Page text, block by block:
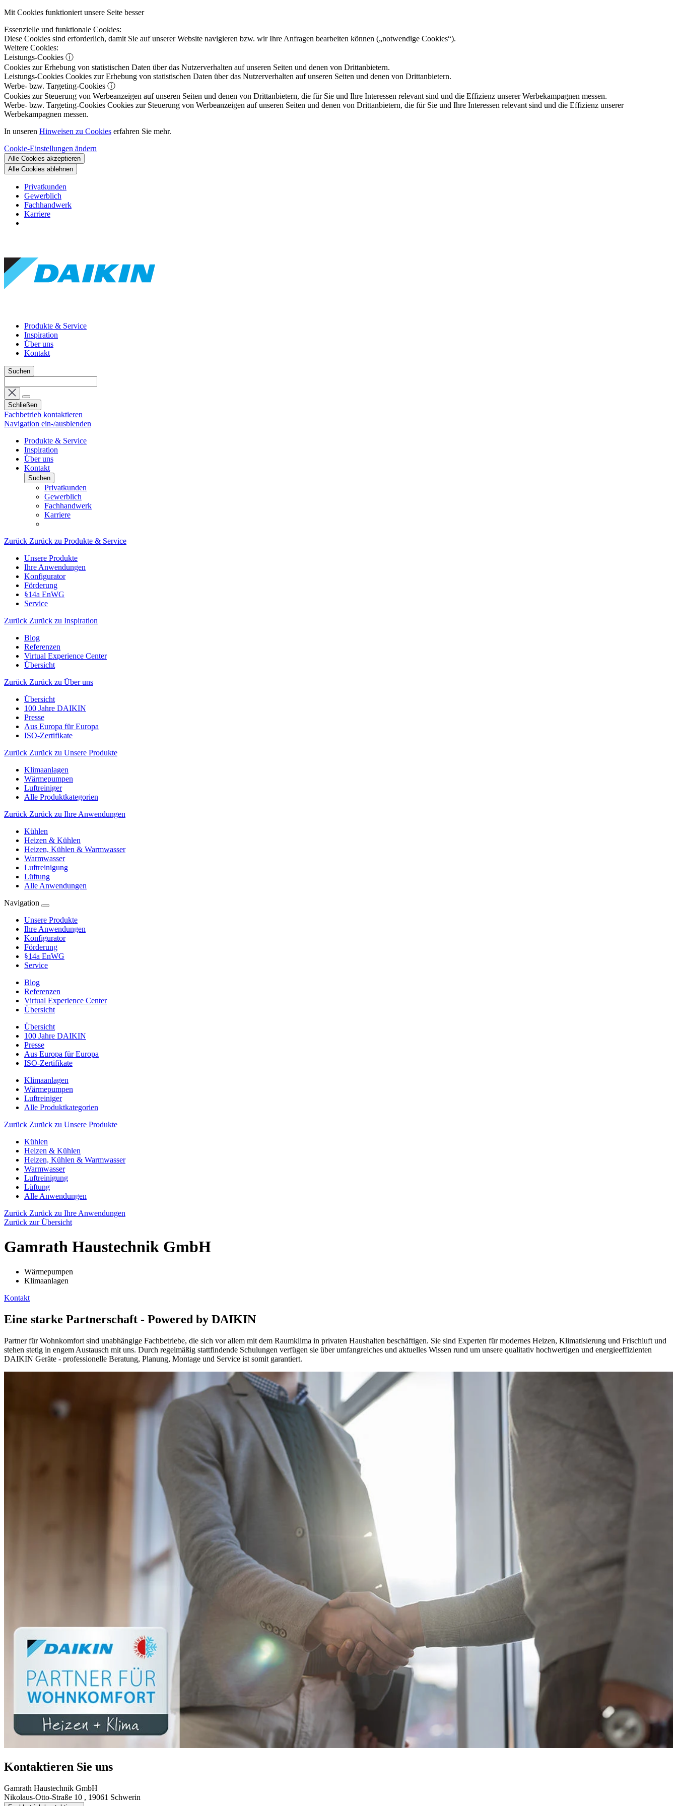
Mit Cookies funktioniert unsere Seite besser
Essenzielle und funktionale Cookies:
Diese Cookies sind erforderlich, damit Sie auf unserer Website navigieren bzw. wir Ihre Anfragen bearbeiten können („notwendige Cookies“).
Weitere Cookies:
Leistungs-Cookies ⓘ
Cookies zur Erhebung von statistischen Daten über das Nutzerverhalten auf unseren Seiten und denen von Drittanbietern.
Leistungs-Cookies Cookies zur Erhebung von statistischen Daten über das Nutzerverhalten auf unseren Seiten und denen von Drittanbietern.
Werbe- bzw. Targeting-Cookies ⓘ
Cookies zur Steuerung von Werbeanzeigen auf unseren Seiten und denen von Drittanbietern, die für Sie und Ihre Interessen relevant sind und die Effizienz unserer Werbekampagnen messen.
Werbe- bzw. Targeting-Cookies Cookies zur Steuerung von Werbeanzeigen auf unseren Seiten und denen von Drittanbietern, die für Sie und Ihre Interessen relevant sind und die Effizienz unserer
Werbekampagnen messen.
In unseren Hinweisen zu Cookies erfahren Sie mehr.
Cookie-Einstellungen ändern
Alle Cookies akzeptieren
Alle Cookies ablehnen
Privatkunden
Gewerblich
Fachhandwerk
Karriere
Produkte & Service
Inspiration
Über uns
Kontakt
Suchen
Schließen
Fachbetrieb kontaktieren
Navigation ein-/ausblenden
Produkte & Service
Inspiration
Über uns
Kontakt
Suchen
Privatkunden
Gewerblich
Fachhandwerk
Karriere
Zurück Zurück zu Produkte & Service
Unsere Produkte
Ihre Anwendungen
Konfigurator
Förderung
§14a EnWG
Service
Zurück Zurück zu Inspiration
Blog
Referenzen
Virtual Experience Center
Übersicht
Zurück Zurück zu Über uns
Übersicht
100 Jahre DAIKIN
Presse
Aus Europa für Europa
ISO-Zertifikate
Zurück Zurück zu Unsere Produkte
Klimaanlagen
Wärmepumpen
Luftreiniger
Alle Produktkategorien
Zurück Zurück zu Ihre Anwendungen
Kühlen
Heizen & Kühlen
Heizen, Kühlen & Warmwasser
Warmwasser
Luftreinigung
Lüftung
Alle Anwendungen
Navigation
Unsere Produkte
Ihre Anwendungen
Konfigurator
Förderung
§14a EnWG
Service
Blog
Referenzen
Virtual Experience Center
Übersicht
Übersicht
100 Jahre DAIKIN
Presse
Aus Europa für Europa
ISO-Zertifikate
Klimaanlagen
Wärmepumpen
Luftreiniger
Alle Produktkategorien
Zurück Zurück zu Unsere Produkte
Kühlen
Heizen & Kühlen
Heizen, Kühlen & Warmwasser
Warmwasser
Luftreinigung
Lüftung
Alle Anwendungen
Zurück Zurück zu Ihre Anwendungen
Zurück zur Übersicht
Gamrath Haustechnik GmbH
Wärmepumpen
Klimaanlagen
Kontakt
Eine starke Partnerschaft - Powered by DAIKIN
Partner für Wohnkomfort sind unabhängige Fachbetriebe, die sich vor allem mit dem Raumklima in privaten Haushalten beschäftigen. Sie sind Experten für modernes Heizen, Klimatisierung und Frischluft und
stehen stetig in engem Austausch mit uns. Durch regelmäßig stattfindende Schulungen verfügen sie über umfangreiches und aktuelles Wissen rund um unsere qualitativ hochwertigen und energieeffizienten
DAIKIN Geräte - professionelle Beratung, Planung, Montage und Service ist somit garantiert.
Kontaktieren Sie uns
Gamrath Haustechnik GmbH
Nikolaus-Otto-Straße 10 , 19061 Schwerin